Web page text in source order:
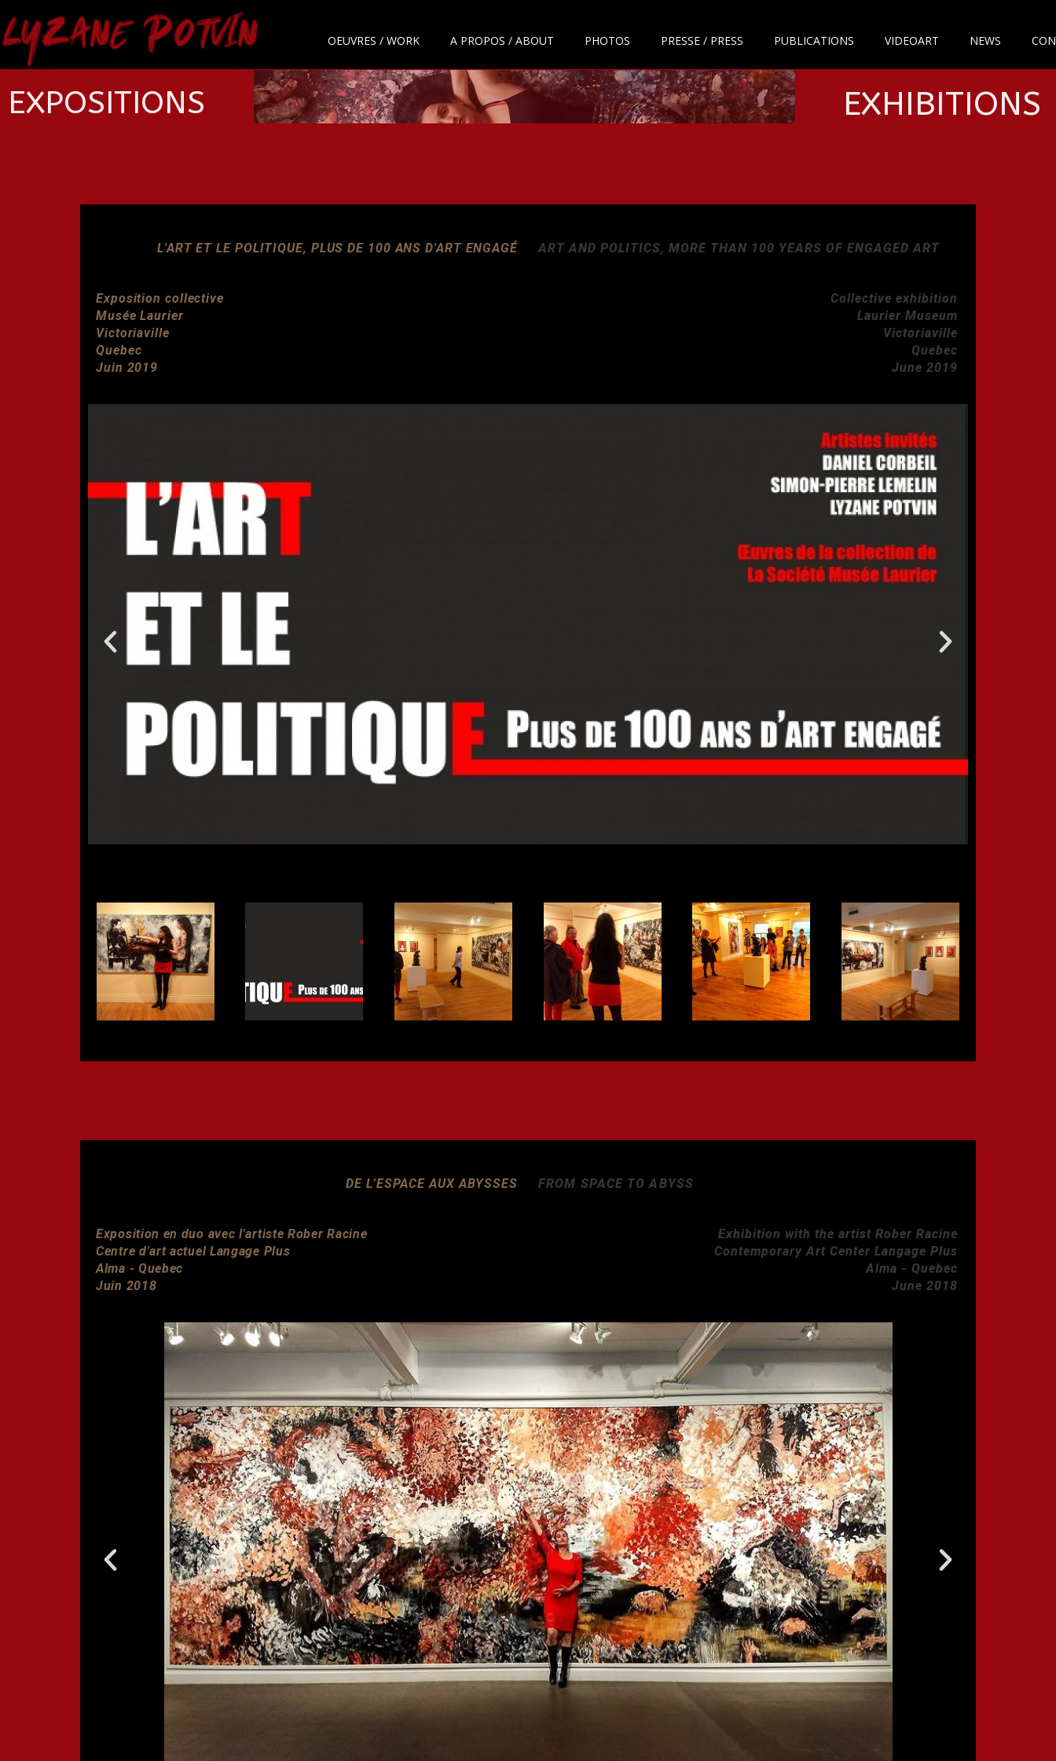
LYZANE POTVIN
OEUVRES / WORK A PROPOS / ABOUT PHOTOS PRESSE / PRESS PUBLICATIONS VIDEOART NEWS
EXPOSITIONS EXHIBITIONS
L'ART ET LE POLITIQUE, PLUS DE 100 ANS D'ART ENGAGÉ ART AND POLITICS, MORE THAN 100 YEARS OF ENGAGED ART
Exposition collective
Musée Laurier
Victoriaville
Quebec
Juin 2019
Collective exhibition
Laurier Museum
Victoriaville
Quebec
June 2019
DE L'ESPACE AUX ABYSSES FROM SPACE TO ABYSS
Exposition en duo avec l'artiste Rober Racine
Centre d'art actuel Langage Plus
Alma - Quebec
Juin 2018
Exhibition with the artist Rober Racine
Contemporary Art Center Langage Plus
Alma - Quebec
June 2018